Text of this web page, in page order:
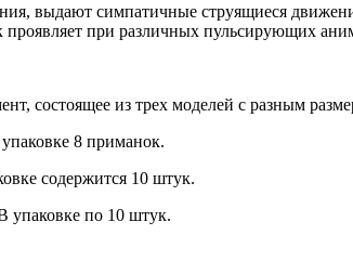
выдают симпатичные струящиеся
при различных пульсирующих
состоящее из трех моделей с разным
8 приманок.
содержится 10 штук.
по 10 штук.